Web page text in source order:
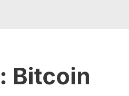
Bitcoin